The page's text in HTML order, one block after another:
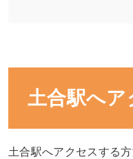
土合駅へア
土合駅へアクセスする